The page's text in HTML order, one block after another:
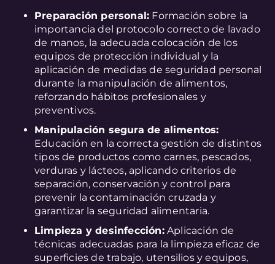
Preparación personal: Formación sobre la
importancia del protocolo correcto de lavado
de manos, la adecuada colocación de los
equipos de protección individual y la
aplicación de medidas de seguridad personal
durante la manipulación de alimentos,
reforzando hábitos profesionales y
preventivos.
Manipulación segura de alimentos:
Educación en la correcta gestión de distintos
tipos de productos como carnes, pescados,
verduras y lácteos, aplicando criterios de
separación, conservación y control para
prevenir la contaminación cruzada y
garantizar la seguridad alimentaria.
Limpieza y desinfección:Aplicación de
técnicas adecuadas para la limpieza eficaz de
superficies de trabajo, utensilios y equipos,